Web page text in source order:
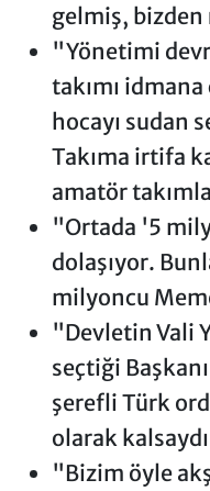
gelmiş,
"Yönetimi
takımı idmana
hocayı sudan
Takıma irtifa
amatör
"Ortada '5
dolaşıyor.
milyoncu
"Devletin Vali
seçtiği
şerefli Türk
olarak
"Bizim öyle